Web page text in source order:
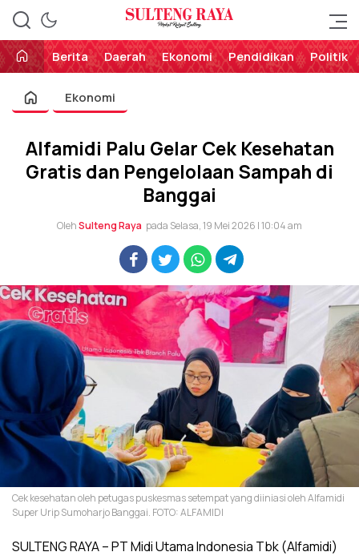
Sulteng Raya
Perekat Rakyat Sulteng
Berita
Daerah Ekonomi Pendidikan Politik
Ekonomi
Alfamidi Palu Gelar Cek Kesehatan
Gratis dan Pengelolaan Sampah di
Banggai
OlehSulteng Raya pada Selasa, 19 Mei 2026 | 10:04 am
Cek kesehatan oleh petugas puskesmas setempat yang diiniasi oleh Alfamidi
Super Urip Sumoharjo Banggai. FOTO: ALFAMIDI
SULTENG RAYA – PT Midi Utama Indonesia Tbk (Alfamidi)